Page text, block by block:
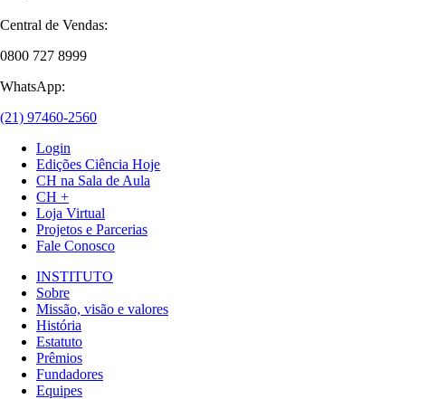
Central de Vendas:
0800 727 8999
WhatsApp:
(21) 97460-2560
Login
Edições Ciência Hoje
CH na Sala de Aula
CH +
Loja Virtual
Projetos e Parcerias
Fale Conosco
INSTITUTO
Sobre
Missão, visão e valores
História
Estatuto
Prêmios
Fundadores
Equipes